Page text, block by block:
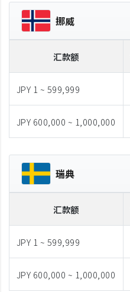
挪威
汇款额
JPY 1 ~ 599,999
JPY 600,000 ~ 1,000,000
瑞典
汇款额
JPY 1 ~ 599,999
JPY 600,000 ~ 1,000,000